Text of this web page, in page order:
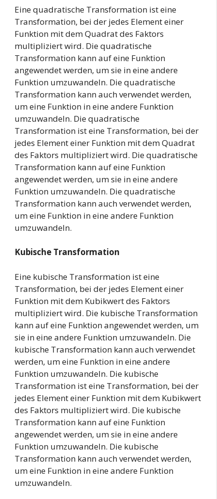
Eine quadratische Transformation ist eine
Transformation, bei der jedes Element einer
Funktion mit dem Quadrat des Faktors
multipliziert wird. Die quadratische
Transformation kann auf eine Funktion
angewendet werden, um sie in eine andere
Funktion umzuwandeln. Die quadratische
Transformation kann auch verwendet werden,
um eine Funktion in eine andere Funktion
umzuwandeln. Die quadratische
Transformation ist eine Transformation, bei der
jedes Element einer Funktion mit dem Quadrat
des Faktors multipliziert wird. Die quadratische
Transformation kann auf eine Funktion
angewendet werden, um sie in eine andere
Funktion umzuwandeln. Die quadratische
Transformation kann auch verwendet werden,
um eine Funktion in eine andere Funktion
umzuwandeln.
Kubische Transformation
Eine kubische Transformation ist eine
Transformation, bei der jedes Element einer
Funktion mit dem Kubikwert des Faktors
multipliziert wird. Die kubische Transformation
kann auf eine Funktion angewendet werden, um
sie in eine andere Funktion umzuwandeln. Die
kubische Transformation kann auch verwendet
werden, um eine Funktion in eine andere
Funktion umzuwandeln. Die kubische
Transformation ist eine Transformation, bei der
jedes Element einer Funktion mit dem Kubikwert
des Faktors multipliziert wird. Die kubische
Transformation kann auf eine Funktion
angewendet werden, um sie in eine andere
Funktion umzuwandeln. Die kubische
Transformation kann auch verwendet werden,
um eine Funktion in eine andere Funktion
umzuwandeln.